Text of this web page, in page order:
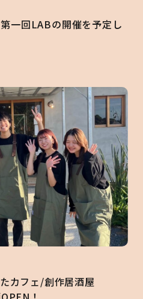
一回LABの開催を予定し
カフェ/創作居酒屋